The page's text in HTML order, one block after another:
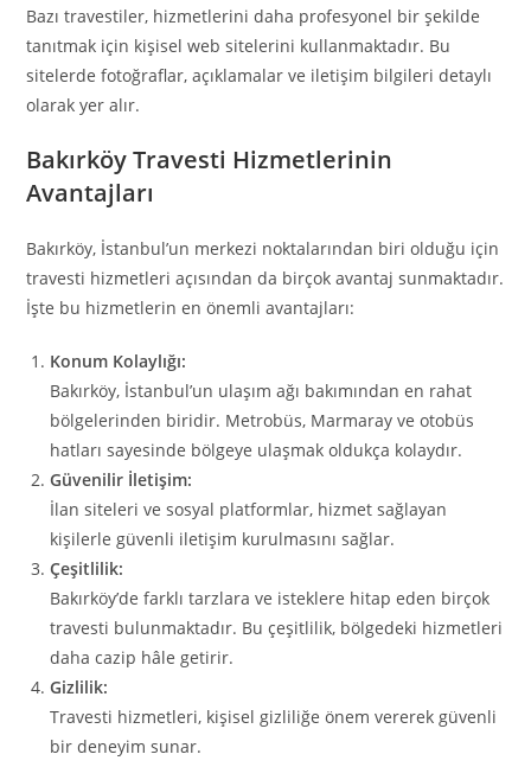
Bazı travestiler, hizmetlerini daha profesyonel bir şekilde
tanıtmak için kişisel web sitelerini kullanmaktadır. Bu
sitelerde fotoğraflar, açıklamalar ve iletişim bilgileri detaylı
olarak yer alır.
Bakırköy Travesti Hizmetlerinin
Avantajları
Bakırköy, İstanbul’un merkezi noktalarından biri olduğu için
travesti hizmetleri açısından da birçok avantaj sunmaktadır.
İşte bu hizmetlerin en önemli avantajları:
Konum Kolaylığı:
Bakırköy, İstanbul’un ulaşım ağı bakımından en rahat
bölgelerinden biridir. Metrobüs, Marmaray ve otobüs
hatları sayesinde bölgeye ulaşmak oldukça kolaydır.
Güvenilir İletişim:
İlan siteleri ve sosyal platformlar, hizmet sağlayan
kişilerle güvenli iletişim kurulmasını sağlar.
Çeşitlilik:
Bakırköy’de farklı tarzlara ve isteklere hitap eden birçok
travesti bulunmaktadır. Bu çeşitlilik, bölgedeki hizmetleri
daha cazip hâle getirir.
Gizlilik:
Travesti hizmetleri, kişisel gizliliğe önem vererek güvenli
bir deneyim sunar.